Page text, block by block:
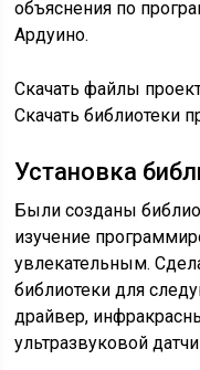
объяснения по
Ардуино.
Скачать файлы
Скачать библиотеки
Установка
Были созданы
изучение
увлекательным.
библиотеки для
драйвер,
ультразвуковой